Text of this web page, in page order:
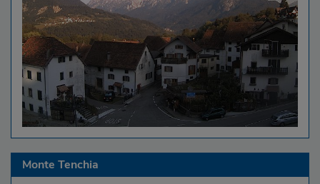
Monte Tenchia